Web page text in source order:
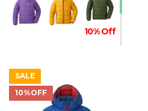
10% Off
20% Off
SALE
10%OFF